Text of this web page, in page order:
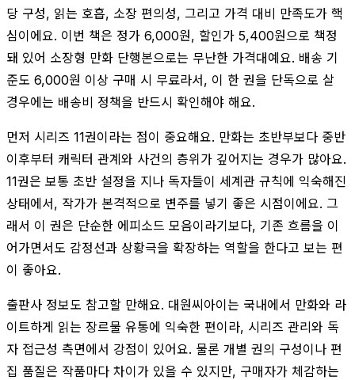
당 구성, 읽는 호흡, 소장 편의성, 그리고 가격 대비 만족도가 핵
심이에요. 이번 책은 정가 6,000원, 할인가 5,400원으로 책정
돼 있어 소장형 만화 단행본으로는 무난한 가격대예요. 배송 기
준도 6,000원 이상 구매 시 무료라서, 이 한 권을 단독으로 살
경우에는 배송비 정책을 반드시 확인해야 해요.
먼저 시리즈 11권이라는 점이 중요해요. 만화는 초반부보다 중반
이후부터 캐릭터 관계와 사건의 층위가 깊어지는 경우가 많아요.
11권은 보통 초반 설정을 지나 독자들이 세계관 규칙에 익숙해진
상태에서, 작가가 본격적으로 변주를 넣기 좋은 시점이에요. 그
래서 이 권은 단순한 에피소드 모음이라기보다, 기존 흐름을 이
어가면서도 감정선과 상황극을 확장하는 역할을 한다고 보는 편
이 좋아요.
출판사 정보도 참고할 만해요. 대원씨아이는 국내에서 만화와 라
이트하게 읽는 장르물 유통에 익숙한 편이라, 시리즈 관리와 독
자 접근성 측면에서 강점이 있어요. 물론 개별 권의 구성이나 편
집 품질은 작품마다 차이가 있을 수 있지만, 구매자가 체감하는